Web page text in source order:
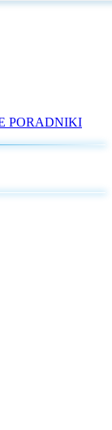
PORADNIKI